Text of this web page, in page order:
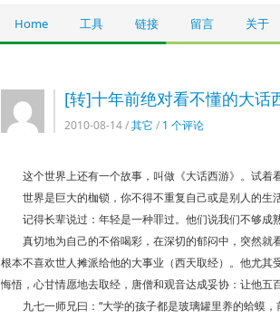
Home 工具 链接 留言 关于
[转]十年前绝对看不懂的大话
2010-08-14 /其它 / 1 个评论
这个世界上还有一个故事，叫做《大话西游》。试着
世界是巨大的枷锁，你不得不重复自己或是别人的生
记得长辈说过：年轻是一种罪过。他们说我们不够成
真切地为自己的不俗喝彩，在深切的郁闷中，突然就
根本不喜欢世人摊派给他的大事业（西天取经）。他尤
悔悟，心甘情愿地去取经，唐僧和观音达成妥协：让他五
九七一师兄曰：“大学的孩子都是玻璃罐里养的蛤蟆，